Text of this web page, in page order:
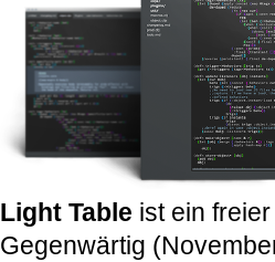
Light Table ist ein
Gegenwärtig